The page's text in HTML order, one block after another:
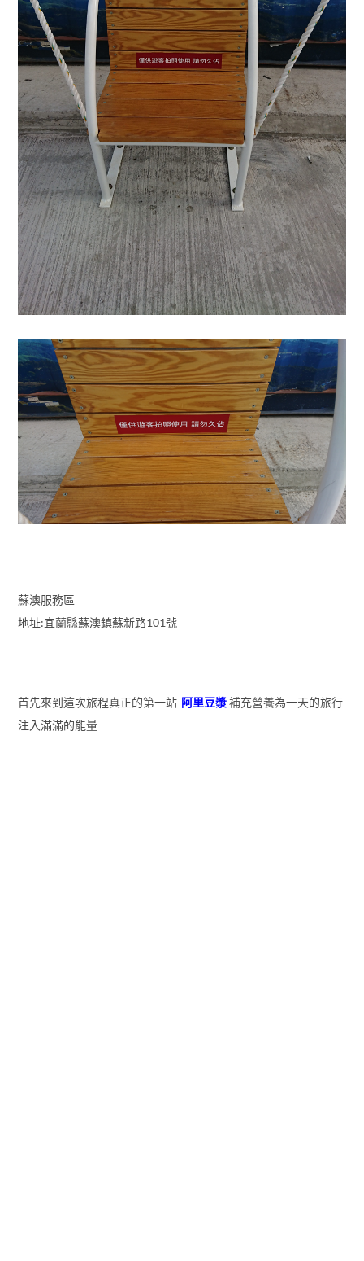
蘇澳服務區
地址:宜蘭縣蘇澳鎮蘇新路101號
首先來到這次旅程真正的第一站-阿里豆漿補充營養為一天的旅行
注入滿滿的能量